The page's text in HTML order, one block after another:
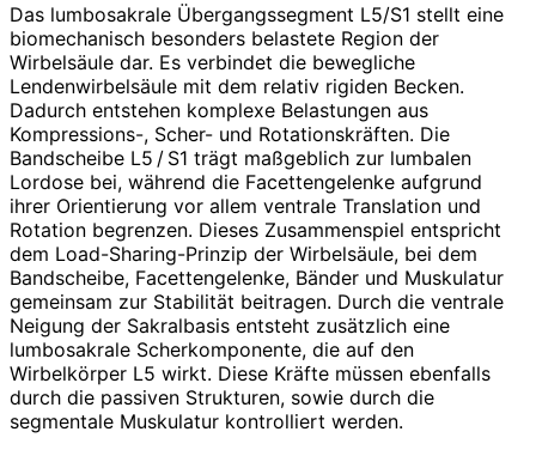
Das lumbosakrale Übergangssegment L5/S1 stellt eine
biomechanisch besonders belastete Region der
Wirbelsäule dar. Es verbindet die bewegliche
Lendenwirbelsäule mit dem relativ rigiden Becken.
Dadurch entstehen komplexe Belastungen aus
Kompressions-, Scher- und Rotationskräften. Die
Bandscheibe L5 / S1 trägt maßgeblich zur lumbalen
Lordose bei, während die Facettengelenke aufgrund
ihrer Orientierung vor allem ventrale Translation und
Rotation begrenzen. Dieses Zusammenspiel entspricht
dem Load-Sharing-Prinzip der Wirbelsäule, bei dem
Bandscheibe, Facettengelenke, Bänder und Muskulatur
gemeinsam zur Stabilität beitragen. Durch die ventrale
Neigung der Sakralbasis entsteht zusätzlich eine
lumbosakrale Scherkomponente, die auf den
Wirbelkörper L5 wirkt. Diese Kräfte müssen ebenfalls
durch die passiven Strukturen, sowie durch die
segmentale Muskulatur kontrolliert werden.